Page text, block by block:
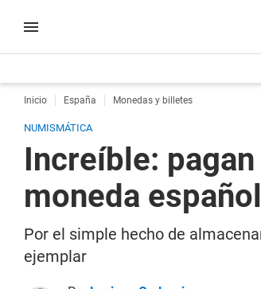
Inicio España Monedas y billetes
NUMISMÁTICA
Increíble:
moneda
Por el simple hecho de
ejemplar